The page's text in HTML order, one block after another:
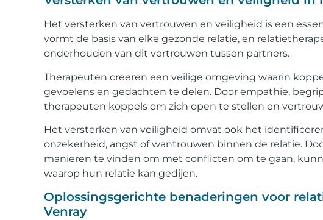
Het versterken van vertrouwen en veiligheid is een
vormt de basis van elke gezonde relatie, en
onderhouden van dit vertrouwen tussen partners.
Therapeuten creëren een veilige omgeving waarin
gevoelens en gedachten te delen. Door empathie,
therapeuten koppels om zich open te stellen en
Het versterken van veiligheid omvat ook het
onzekerheid, angst of wantrouwen binnen de relatie.
manieren te vinden om met conflicten om te gaan,
waarop hun relatie kan gedijen.
Oplossingsgerichte benaderingen voor
Venray